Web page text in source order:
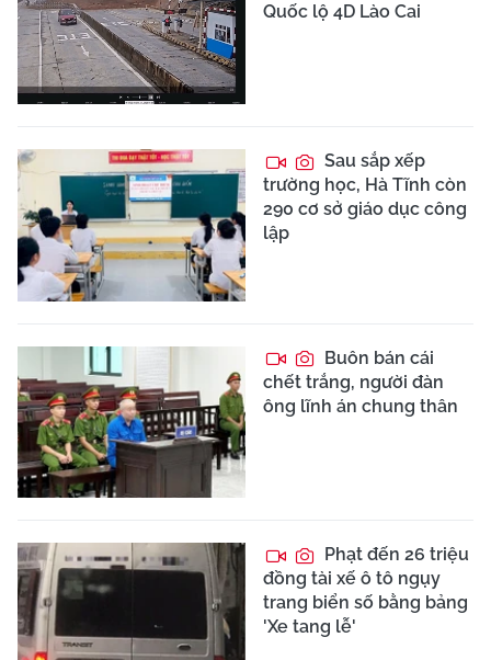
Quốc lộ 4D Lào Cai
Sau sắp xếp
trường học, Hà Tĩnh còn
290 cơ sở giáo dục công
lập
Buôn bán cái
chết trắng, người đàn
ông lĩnh án chung thân
Phạt đến 26 triệu
đồng tài xế ô tô ngụy
trang biển số bằng bảng
'Xe tang lễ'